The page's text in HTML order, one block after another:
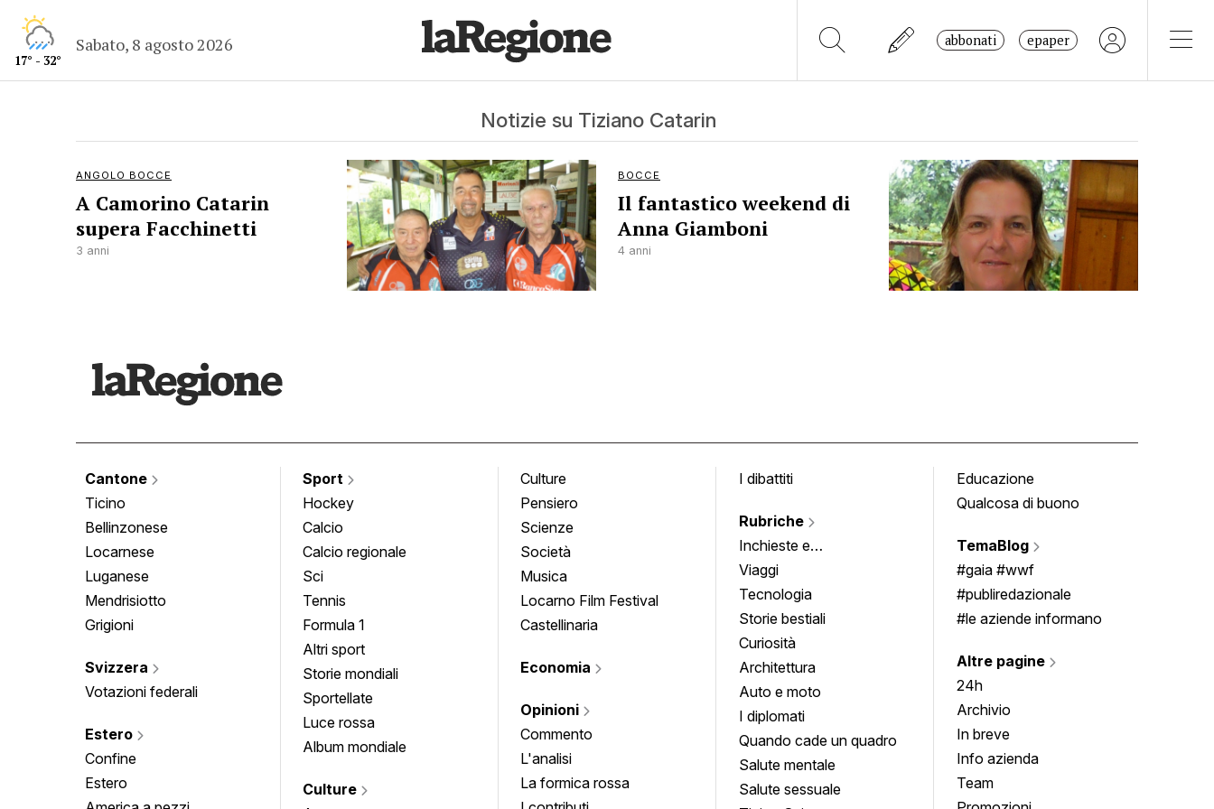
17° - 32°
Sabato, 8 agosto 2026 abbonati epaper
Notizie su Tiziano Catarin
ANGOLO BOCCE
A Camorino Catarin
supera Facchinetti
3 anni
BOCCE
Il fantastico weekend di
Anna Giamboni
4 anni
Cantone
Ticino
Bellinzonese
Locarnese
Luganese
Mendrisiotto
Grigioni
Svizzera
Votazioni federali
Estero
Confine
Estero
Sport
Hockey
Calcio
Calcio regionale
Sci
Tennis
Formula 1
Altri sport
Storie mondiali
Sportellate
Luce rossa
Album mondiale
Culture
Culture
Pensiero
Scienze
Società
Musica
Locarno Film Festival
Castellinaria
Economia
Opinioni
Commento
L'analisi
La formica rossa
I dibattiti
Rubriche
Inchieste e
approfondimenti
Viaggi
Tecnologia
Storie bestiali
Curiosità
Architettura
Auto e moto
I diplomati
Quando cade un quadro
Salute mentale
Salute sessuale
Educazione
Qualcosa di buono
TemaBlog
#gaia #wwf
#publiredazionale
#le aziende informano
Altre pagine
24h
Archivio
In breve
Info azienda
Team